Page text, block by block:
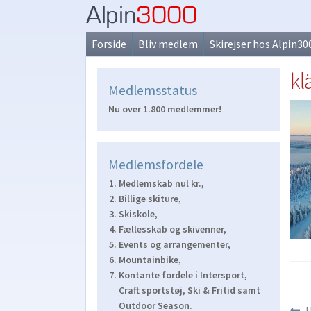
Spring
til
navigation
Spring
til
indhold
Forside Bliv medlem Skirejser hos
Medlemsstatus
Nu over 1.800 medlemmer!
Medlemsfordele
Medlemskab nul kr.,
Billige skiture,
Skiskole,
Fællesskab og skivenner,
Events og arrangementer,
Mountainbike,
Kontante fordele i Intersport,
Craft sportstøj, Ski & Fritid samt
Outdoor Season.